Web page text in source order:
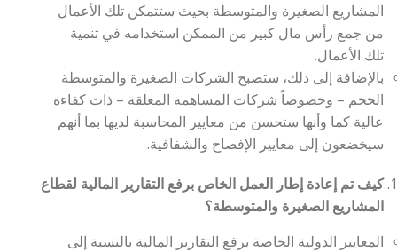
المشاريع الصغيرة والمتوسطة بحيث ستتمكن تلك الأعمال
من جمع رأس مال كبير من الممكن استخدامه في تنمية
تلك الأعمال.
بالإضافة إلى ذلك، ستصبح الشركات الصغيرة والمتوسطة
الحجم – وخصوصاً شركات المساهمة المغلقة – ذات كفاءة
عالية كما وأنها ستحسن من معايير المحاسبة لديها بما أنهم
سيخضعون إلى معايير الإفصاح والشفافية.
كيف تم إعادة إطار العمل الخاص برفع التقارير المالية لقطاع
المشاريع الصغيرة والمتوسطة؟
المعايير الدولية الخاصة برفع التقارير المالية بالنسبة إلى